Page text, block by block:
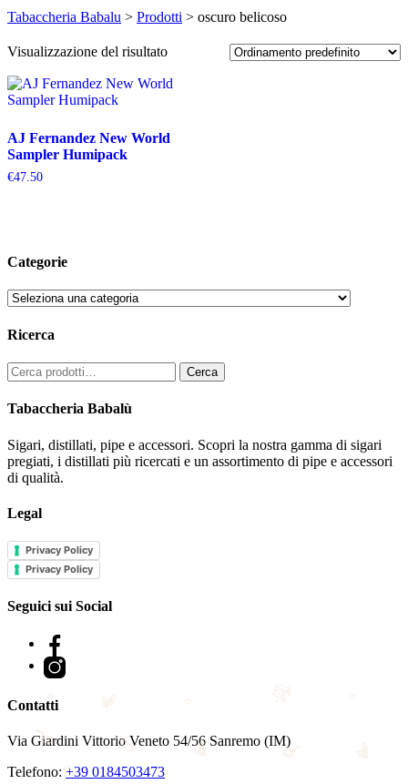
Tabaccheria Babalu > Prodotti > oscuro belicoso
Visualizzazione del risultato
AJ Fernandez New World
Sampler Humipack
€47.50
Categorie
Ricerca
Cerca: Cerca
Tabaccheria Babalù
Sigari, distillati, pipe e accessori. Scopri la nostra gamma di sigari
pregiati, i distillati più ricercati e un assortimento di pipe e accessori
di qualità.
Legal
Privacy Policy
Privacy Policy
Seguici sui Social
Facebook
Instagram
Contatti
Via Giardini Vittorio Veneto 54/56 Sanremo (IM)
Telefono:+39 0184503473